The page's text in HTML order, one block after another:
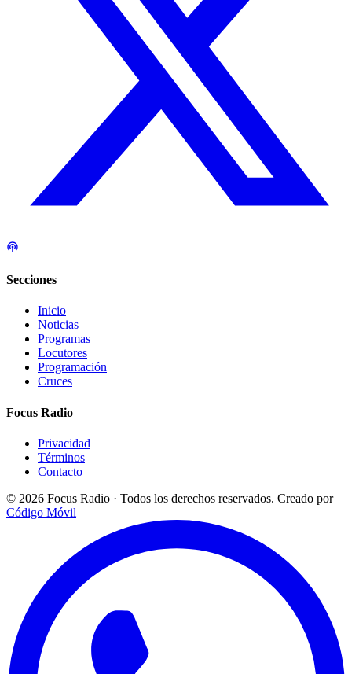
Secciones
Inicio
Noticias
Programas
Locutores
Programación
Cruces
Focus Radio
Privacidad
Términos
Contacto
© 2026 Focus Radio · Todos los derechos reservados. Creado por
Código Móvil